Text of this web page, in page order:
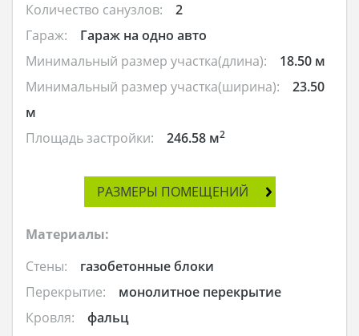
Количество санузлов:
2
Гараж:
Гараж на одно авто
Минимальный размер участка(длина):
18.50 м
Минимальный размер участка(ширина):
23.50
м
Площадь застройки:
246.58 м2
РАЗМЕРЫ ПОМЕЩЕНИЙ
Материалы:
Стены:
газобетонные блоки
Перекрытие:
монолитное перекрытие
Кровля:
фальц